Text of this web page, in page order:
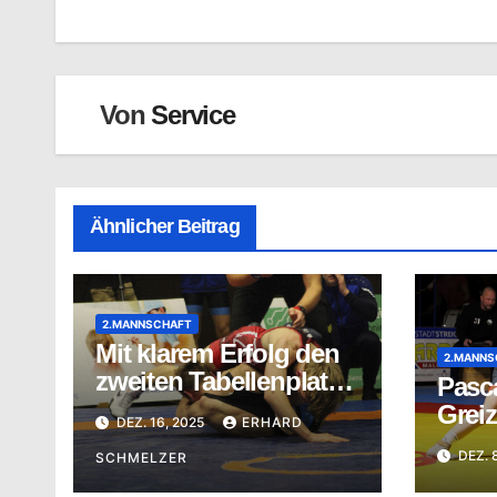
VonService
Ähnlicher Beitrag
2.MANNSCHAFT
Mit klarem Erfolg den
zweiten Tabellenplatz
gesichert
DEZ. 16, 2025 ERHARD
SCHMELZER DEZ.